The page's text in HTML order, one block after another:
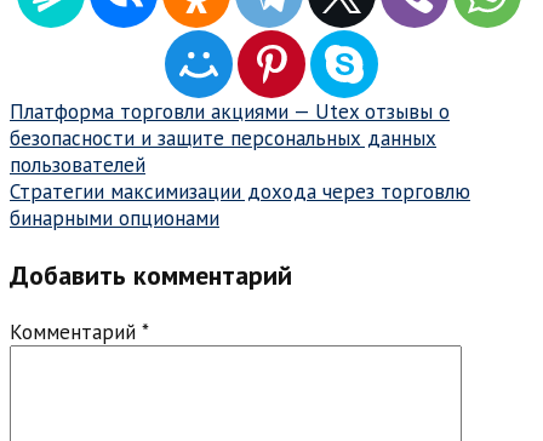
Навигация
по
записям
Платформа торговли акциями — Utex отзывы о
безопасности и защите персональных данных
пользователей
Стратегии максимизации дохода через торговлю
бинарными опционами
Добавить комментарий
Комментарий *